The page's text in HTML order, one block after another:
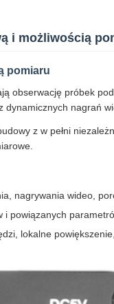
i możliwością
pomiaru
obserwację próbek
nagrań
z w pełni
nagrywania wideo,
powiązanych
lokalne